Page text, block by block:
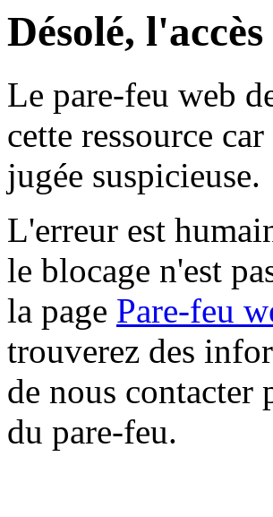
Désolé,
Le pare-feu web
cette ressource
jugée suspicieuse.
L'erreur est
le blocage n'est
la page Pare-feu
trouverez des
de nous contacter
du pare-feu.